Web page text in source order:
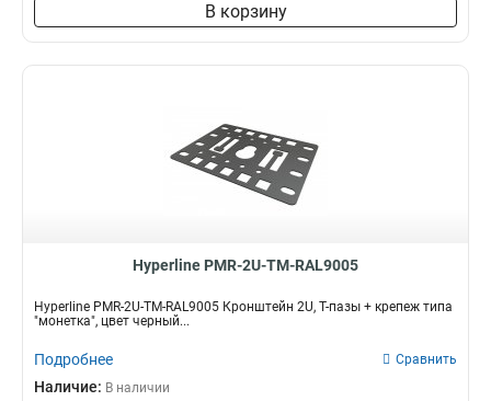
В корзину
Hyperline PMR-2U-TM-RAL9005
Hyperline PMR-2U-TM-RAL9005 Кронштейн 2U, Т-пазы + крепеж типа
"монетка", цвет черный...
Подробнее Сравнить
Наличие: В наличии